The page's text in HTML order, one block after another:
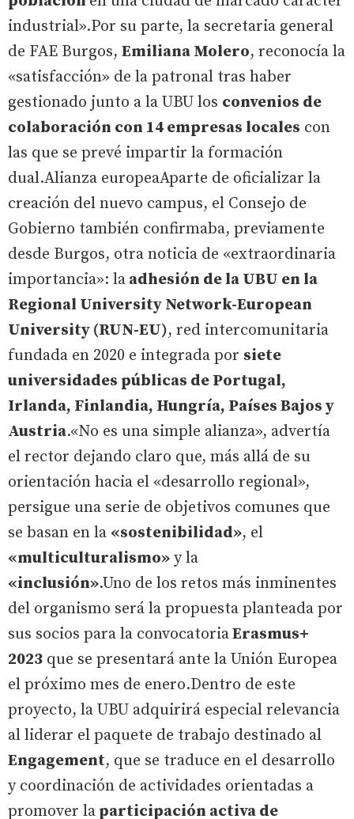
industrial».Por su parte, la secretaria general
de FAE Burgos, Emiliana Molero, reconocía la
«satisfacción» de la patronal tras haber
gestionado junto a la UBU los convenios de
colaboración con 14 empresas locales con
las que se prevé impartir la formación
dual.Alianza europeaAparte de oficializar la
creación del nuevo campus, el Consejo de
Gobierno también confirmaba, previamente
desde Burgos, otra noticia de «extraordinaria
importancia»: la adhesión de la UBU en la
Regional University Network-European
University (RUN-EU), red intercomunitaria
fundada en 2020 e integrada por siete
universidades públicas de Portugal,
Irlanda, Finlandia, Hungría, Países Bajos y
Austria.«No es una simple alianza», advertía
el rector dejando claro que, más allá de su
orientación hacia el «desarrollo regional»,
persigue una serie de objetivos comunes que
se basan en la «sostenibilidad», el
«multiculturalismo» y la
«inclusión».Uno de los retos más inminentes
del organismo será la propuesta planteada por
sus socios para la convocatoriaErasmus+
2023 que se presentará ante la Unión Europea
el próximo mes de enero.Dentro de este
proyecto, la UBU adquirirá especial relevancia
al liderar el paquete de trabajo destinado al
Engagement, que se traduce en el desarrollo
y coordinación de actividades orientadas a
promover la participación activa de